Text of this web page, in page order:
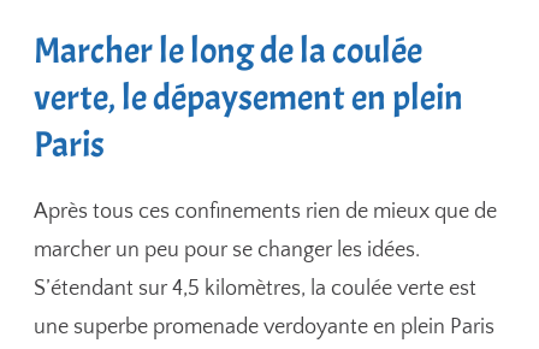
Marcher le long de la coulée
verte, le dépaysement en plein
Paris
Après tous ces confinements rien de mieux que de
marcher un peu pour se changer les idées.
S’étendant sur 4,5 kilomètres, la coulée verte est
une superbe promenade verdoyante en plein Paris